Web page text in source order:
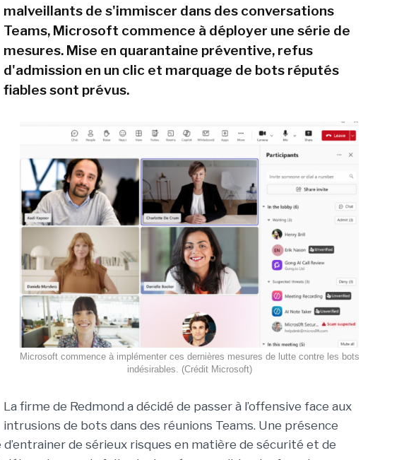
malveillants de s'immiscer dans des conversations
Teams, Microsoft commence à déployer une série de
mesures. Mise en quarantaine préventive, refus
d'admission en un clic et marquage de bots réputés
fiables sont prévus.
Microsoft commence à implémenter ces dernières mesures de lutte contre les bots
indésirables. (Crédit Microsoft)
La firme de Redmond a décidé de passer à l’offensive face aux
intrusions de bots dans des réunions Teams. Une présence
de sérieux risques en matière de sécurité et de